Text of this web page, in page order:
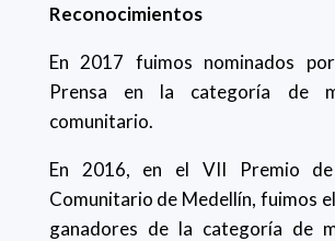
Reconocimientos
En 2017 fuimos nominados
Prensa en la categoría de
comunitario.
En 2016, en el VII Premio de
Comunitario de Medellín, fuimos
ganadores de la categoría de